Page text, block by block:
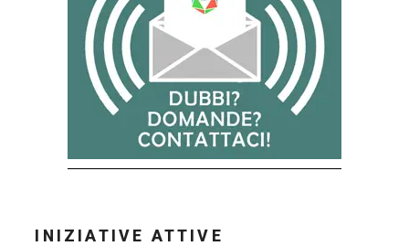
INIZIATIVE ATTIVE